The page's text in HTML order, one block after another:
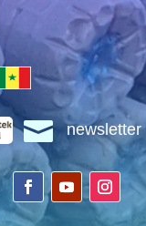
 newsletter